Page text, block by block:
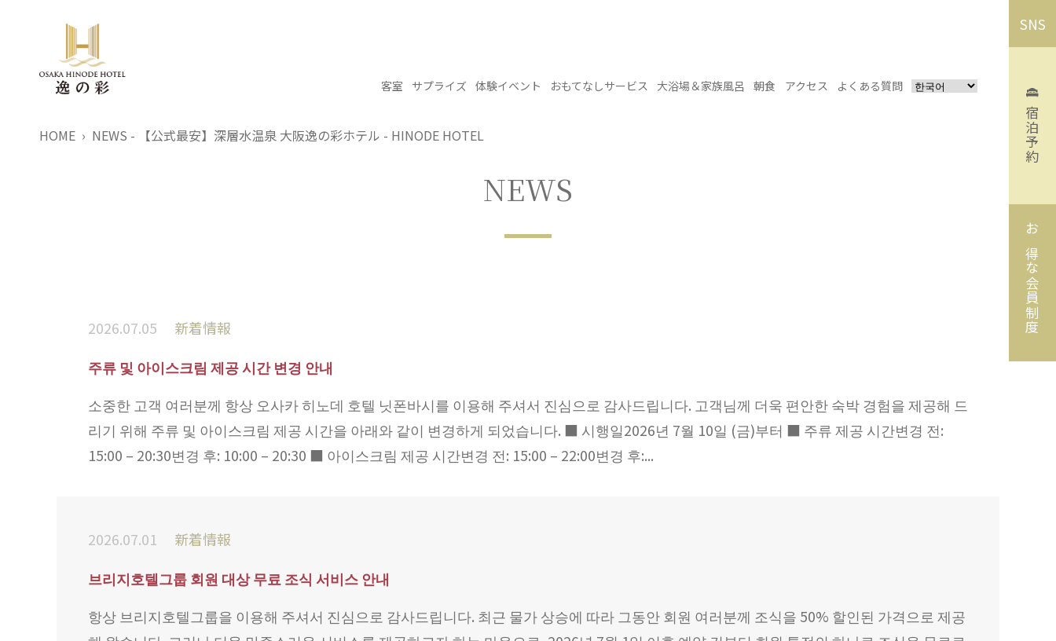
客室 サプライズ 体験イベント おもてなしサービス 大浴場＆家族風呂 朝食 アクセス よくある質問
SNS
宿泊予約
お得な会員制度
HOME NEWS - 【公式最安】深層水温泉 大阪逸の彩ホテル - HINODE HOTEL
NEWS
2026.07.05
新着情報
주류 및 아이스크림 제공 시간 변경 안내
소중한 고객 여러분께 항상 오사카 히노데 호텔 닛폰바시를 이용해 주셔서 진심으로 감사드립니다. 고객님께 더욱 편안한 숙박 경험을 제공해 드
리기 위해 주류 및 아이스크림 제공 시간을 아래와 같이 변경하게 되었습니다. ■ 시행일2026년 7월 10일 (금)부터 ■ 주류 제공 시간변경 전:
15:00 – 20:30변경 후: 10:00 – 20:30 ■ 아이스크림 제공 시간변경 전: 15:00 – 22:00변경 후:...
2026.07.01
新着情報
브리지호텔그룹 회원 대상 무료 조식 서비스 안내
항상 브리지호텔그룹을 이용해 주셔서 진심으로 감사드립니다. 최근 물가 상승에 따라 그동안 회원 여러분께 조식을 50% 할인된 가격으로 제공